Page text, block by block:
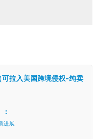
拉入美国跨境侵权-纯卖
进展